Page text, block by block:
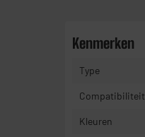
Kenmerken
Type
Compatibiliteit
Kleuren